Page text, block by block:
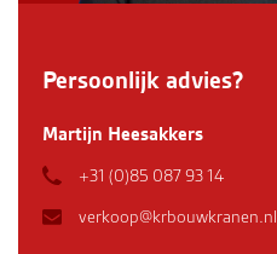
Persoonlijk advies?
Martijn Heesakkers
+31 (0)85 087 93 14
verkoop@krbouwkranen.nl